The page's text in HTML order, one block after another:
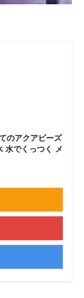
のアクアビーズ
水でくっつく メ